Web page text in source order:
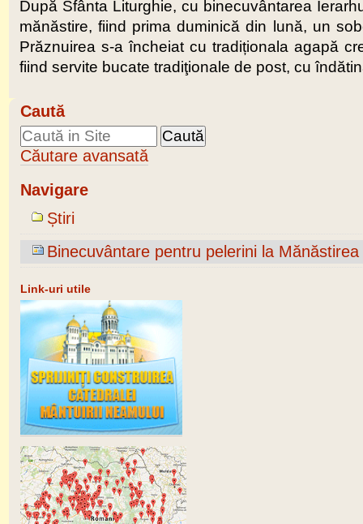
După Sfânta Liturghie, cu binecuvântarea
mănăstire, fiind prima duminică din lună, un
Prăznuirea s-a încheiat cu tradiționala agapă
fiind servite bucate tradiţionale de post, cu
Caută
Căutare avansată
Navigare
Știri
Binecuvântare pentru pelerini la
Link-uri utile